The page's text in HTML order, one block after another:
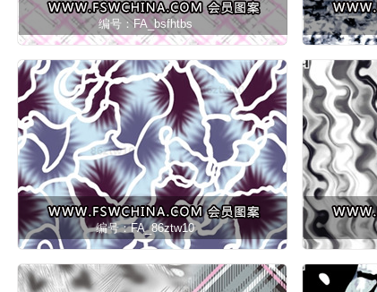
编号：FA_bsfhtbs
编号：FA_86ztw10